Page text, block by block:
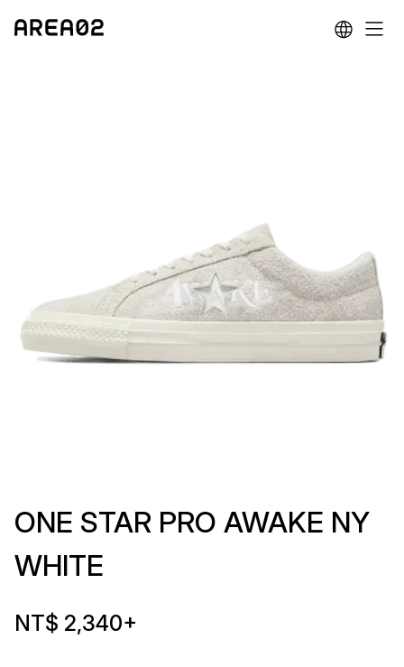
ONE STAR PRO AWAKE NY
WHITE
NT$ 2,340+